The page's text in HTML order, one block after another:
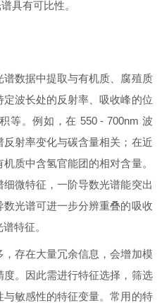
具有可比性。
谱数据中提取与有机质、腐殖质
波长处的反射率、吸收峰的位
等。例如，在 550 - 700nm 波
射率变化与碳含量相关；在近
质中含氢官能团的相对含量。
微特征，一阶导数光谱能突出
光谱可进一步分辨重叠的吸收
特征。
存在大量冗余信息，会增加模
。因此需进行特征选择，筛选
敏感性的特征变量。常用的特